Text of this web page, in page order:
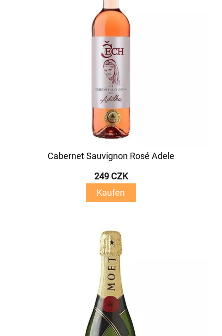
Cabernet Sauvignon Rosé Adele
249 CZK
Kaufen